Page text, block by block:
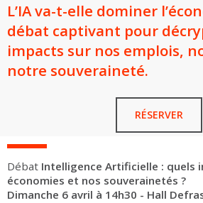
L’IA va-t-elle dominer
débat captivant pour
impacts sur nos emplois,
notre souveraineté.
RÉSERVER
Débat Intelligence Artificielle : quels
économies et nos souverainetés ?
Dimanche 6 avril à 14h30 - Hall